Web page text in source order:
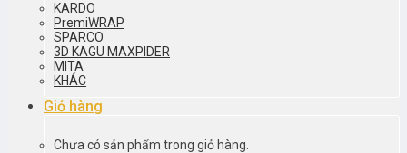
KARDO
PremiWRAP
SPARCO
3D KAGU MAXPIDER
MITA
KHÁC
Giỏ hàng
Chưa có sản phẩm trong giỏ hàng.